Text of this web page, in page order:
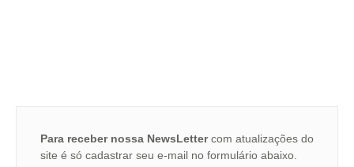
Para receber nossa NewsLettercom atualizações do
site é só cadastrar seu e-mail no formulário abaixo.